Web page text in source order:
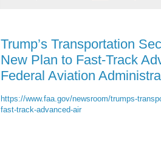
Trump’s Transportation
New Plan to Fast-Track
Federal Aviation
https://www.faa.gov/newsroom/trumps-
fast-track-advanced-air